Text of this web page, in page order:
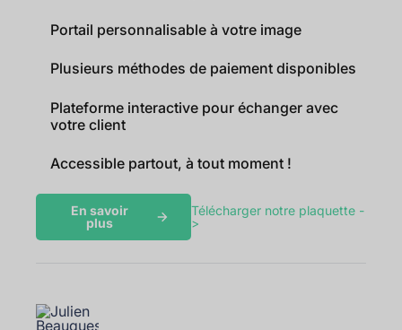
Portail personnalisable à votre image
Plusieurs méthodes de paiement disponibles
Plateforme interactive pour échanger avec
votre client
Accessible partout, à tout moment !
En savoir
plus
Télécharger notre plaquette -
>